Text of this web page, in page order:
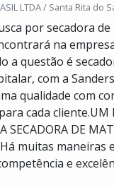
LTDA / Santa Rita do
por secadora
na
a questão é
com a
qualidade com
cada cliente.UM
SECADORA DE
muitas maneiras
e